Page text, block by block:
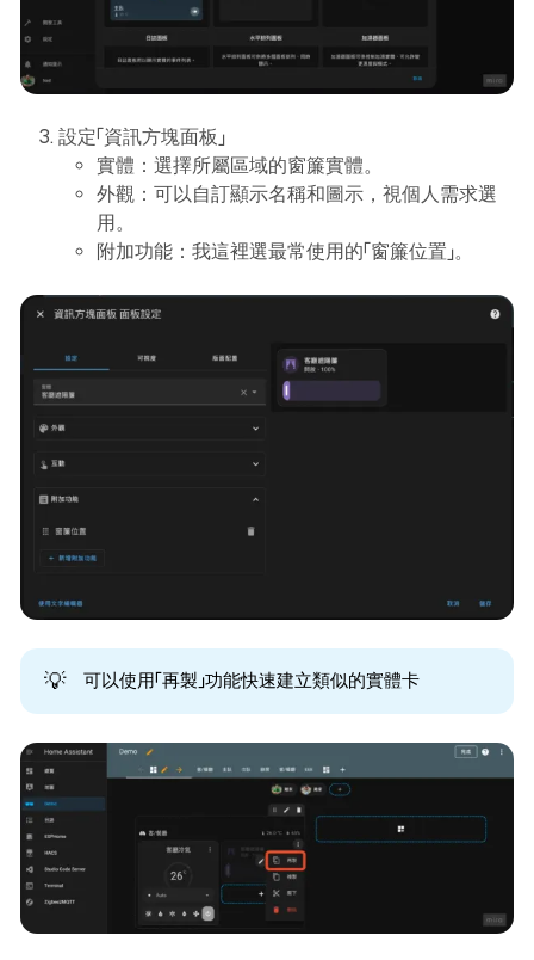
設定「資訊方塊面板」
實體：選擇所屬區域的窗簾實體。
外觀：可以自訂顯示名稱和圖示，視個人需求選
用。
附加功能：我這裡選最常使用的「窗簾位置」。
💡 可以使用「再製」功能快速建立類似的實體卡